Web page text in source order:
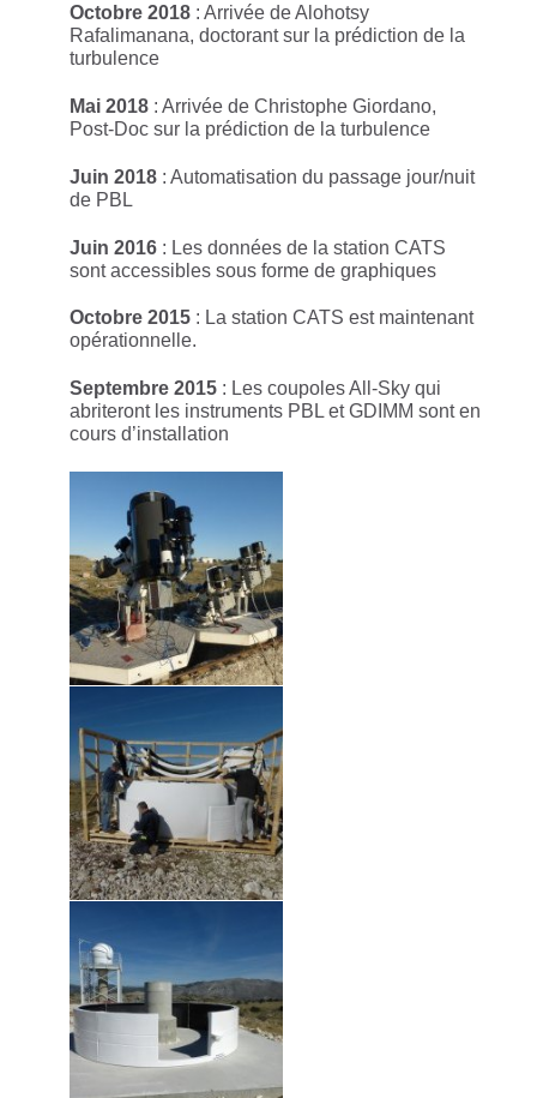
Octobre 2018 : Arrivée de Alohotsy
Rafalimanana, doctorant sur la prédiction de la
turbulence
Mai 2018 : Arrivée de Christophe Giordano,
Post-Doc sur la prédiction de la turbulence
Juin 2018 : Automatisation du passage jour/nuit
de PBL
Juin 2016 : Les données de la station CATS
sont accessibles sous forme de graphiques
Octobre 2015 : La station CATS est maintenant
opérationnelle.
Septembre 2015 : Les coupoles All-Sky qui
abriteront les instruments PBL et GDIMM sont en
cours d’installation